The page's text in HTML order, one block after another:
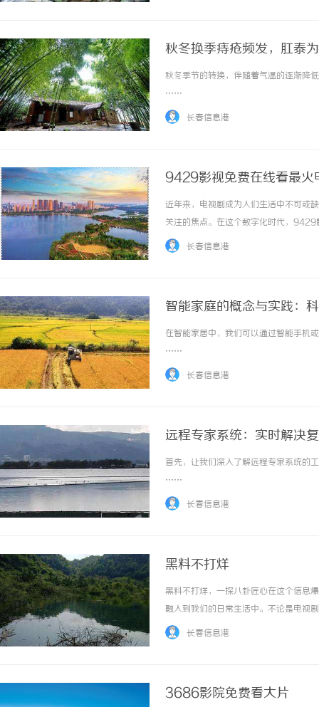
秋冬换季痔疮频发，肛泰
秋冬季节的转换，伴随着气温的逐渐降
……
长春信息港
9429影视免费在线看最火
近年来，电视剧成为人们生活中不可或
关注的焦点。在这个数字化时代，
影视为什么能够成为最受欢迎的在线观
长春信息港
智能家庭的概念与实践：
在智能家居中，我们可以通过智能手机
……
长春信息港
远程专家系统：实时解决
首先，让我们深入了解远程专家系统的
……
长春信息港
黑料不打烊
黑料不打烊，一探八卦匠心在这个信息
融入到我们的日常生活中。不论是电视
我们不可忽视的是，八卦背后隐藏着一
长春信息港
3686影院免费看大片